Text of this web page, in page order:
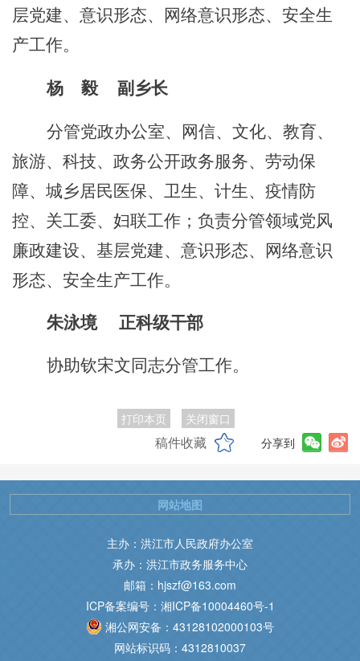
层党建、 意识形态、 网络意识形态、 安全生
产工作。
杨 毅 副乡长
分管党政办公室、网信、 文化、教育、
旅游、 科技、 政务公开政务服务、劳动保
障、城乡居民医保、 卫生、计生、疫情防
控、关工委、妇联工作 ； 负责分管领域党风
廉政建设、 基层党建、 意识形态、
网络意识
形态、 安全生产工作。
朱泳境正科级干部
协助钦宋文同志分管工作。
打印本页 关闭窗口
稿件收藏 分享到
主办：洪江市人民政府办公室
承办：洪江市政务服务中心
邮箱：hjszf@163.com
ICP备案编号：湘ICP备10004460号-1
湘公网安备：43128102000103号
网站标识码：4312810037
网站地图